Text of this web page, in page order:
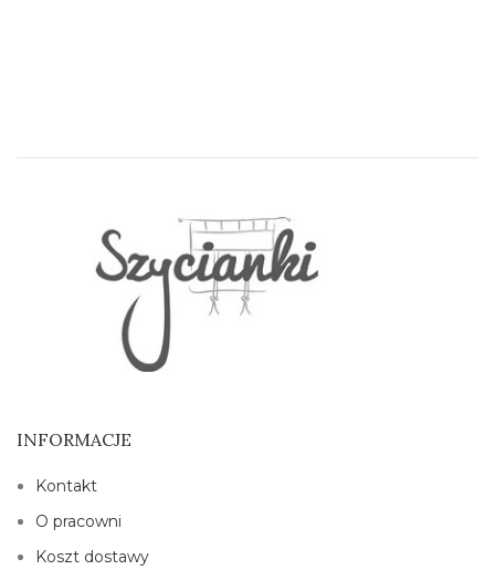
INFORMACJE
Kontakt
O pracowni
Koszt dostawy